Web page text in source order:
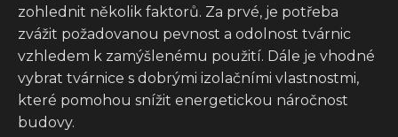
zohlednit několik faktorů. Za prvé, je potřeba
zvážit požadovanou pevnost a odolnost tvárnic
vzhledem k zamýšlenému použití. Dále je vhodné
vybrat tvárnice s dobrými izolačními vlastnostmi,
které pomohou snížit energetickou náročnost
budovy.